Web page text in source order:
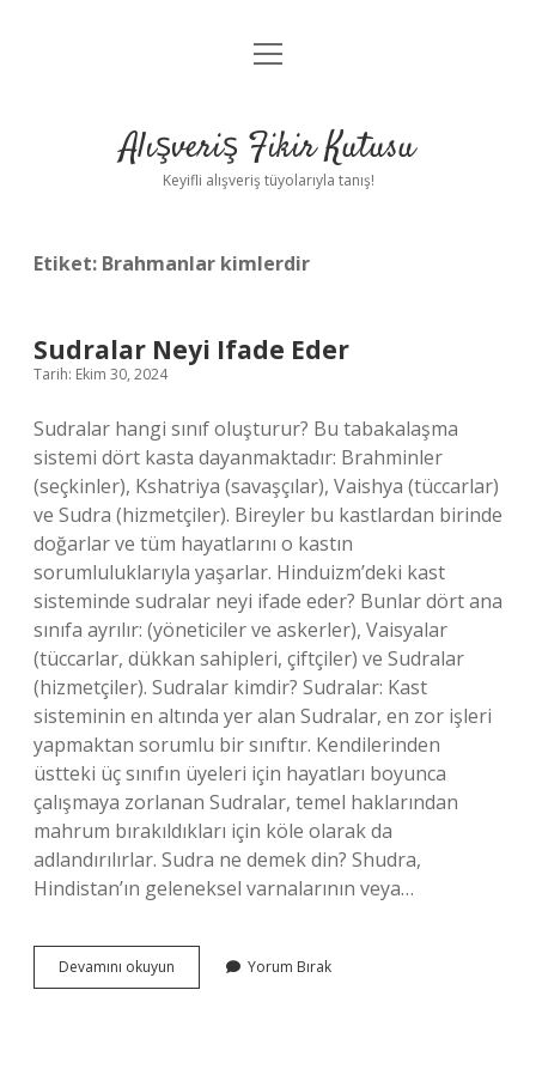
Anasayfa
Yasal Uyarı
menüyü
Alışveriş Fikir Kutusu
Keyifli alışveriş tüyolarıyla tanış!
Etiket: Brahmanlar kimlerdir
Sudralar Neyi Ifade Eder
Tarih: Ekim 30, 2024
Sudralar hangi sınıf oluşturur? Bu tabakalaşma
sistemi dört kasta dayanmaktadır: Brahminler
(seçkinler), Kshatriya (savaşçılar), Vaishya (tüccarlar)
ve Sudra (hizmetçiler). Bireyler bu kastlardan birinde
doğarlar ve tüm hayatlarını o kastın
sorumluluklarıyla yaşarlar. Hinduizm’deki kast
sisteminde sudralar neyi ifade eder? Bunlar dört ana
sınıfa ayrılır: (yöneticiler ve askerler), Vaisyalar
(tüccarlar, dükkan sahipleri, çiftçiler) ve Sudralar
(hizmetçiler). Sudralar kimdir? Sudralar: Kast
sisteminin en altında yer alan Sudralar, en zor işleri
yapmaktan sorumlu bir sınıftır. Kendilerinden
üstteki üç sınıfın üyeleri için hayatları boyunca
çalışmaya zorlanan Sudralar, temel haklarından
mahrum bırakıldıkları için köle olarak da
adlandırılırlar. Sudra ne demek din? Shudra,
Hindistan’ın geleneksel varnalarının veya…
Devamını okuyun Sudralar
Neyi
Yorum Bırak